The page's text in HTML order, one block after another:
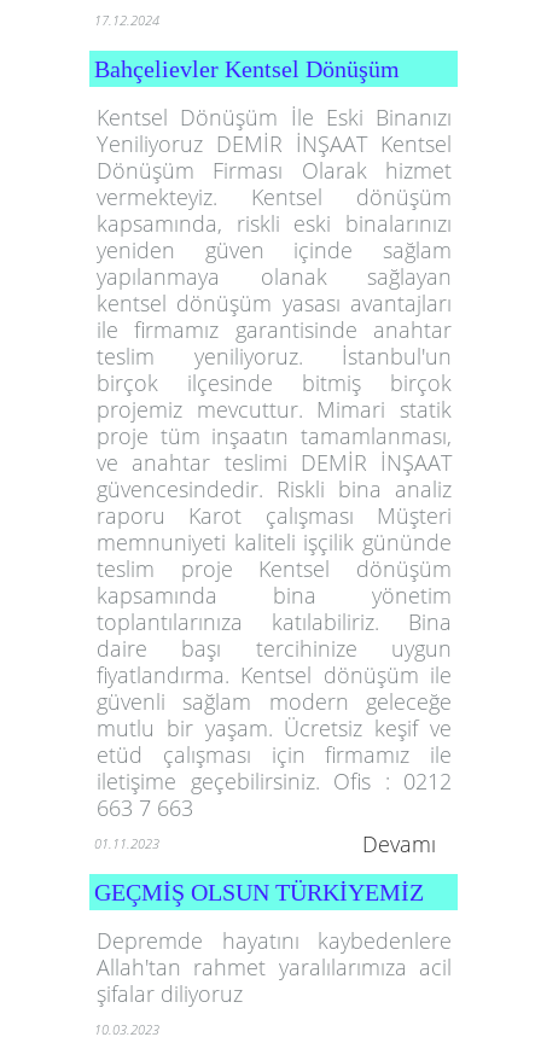
17.12.2024
Bahçelievler Kentsel Dönüşüm
Kentsel Dönüşüm İle Eski Binanızı
Yeniliyoruz DEMİR İNŞAAT Kentsel
Dönüşüm Firması Olarak hizmet
vermekteyiz. Kentsel dönüşüm
kapsamında, riskli eski binalarınızı
yeniden güven içinde sağlam
yapılanmaya olanak sağlayan
kentsel dönüşüm yasası avantajları
ile firmamız garantisinde anahtar
teslim yeniliyoruz. İstanbul'un
birçok ilçesinde bitmiş birçok
projemiz mevcuttur. Mimari statik
proje tüm inşaatın tamamlanması,
ve anahtar teslimi DEMİR İNŞAAT
güvencesindedir. Riskli bina analiz
raporu Karot çalışması Müşteri
memnuniyeti kaliteli işçilik gününde
teslim proje Kentsel dönüşüm
kapsamında bina yönetim
toplantılarınıza katılabiliriz. Bina
daire başı tercihinize uygun
fiyatlandırma. Kentsel dönüşüm ile
güvenli sağlam modern geleceğe
mutlu bir yaşam. Ücretsiz keşif ve
etüd çalışması için firmamız ile
iletişime geçebilirsiniz. Ofis : 0212
663 7 663
01.11.2023 Devamı
GEÇMİŞ OLSUN TÜRKİYEMİZ
Depremde hayatını kaybedenlere
Allah'tan rahmet yaralılarımıza acil
şifalar diliyoruz
10.03.2023